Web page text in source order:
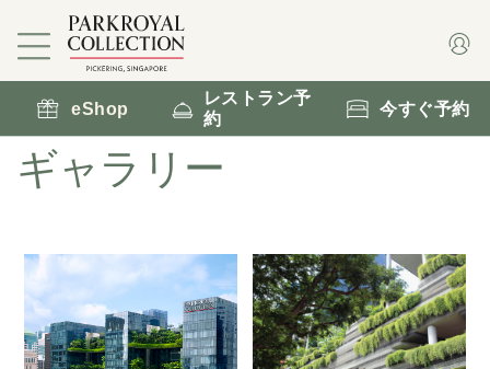
eShop
レストラン予
約
今すぐ予約
ギャラリー